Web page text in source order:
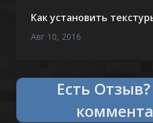
Как установить
Авг 10, 2016
Есть Отзыв?